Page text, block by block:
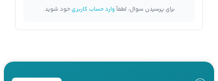
برای پرسیدن سوال، لطفاًوارد حساب کاربریخود شوید.